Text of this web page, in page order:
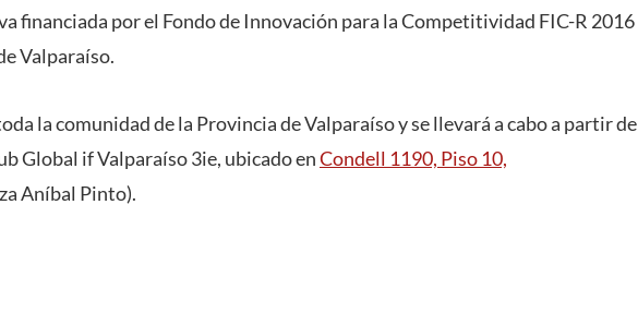
financiada por el Fondo de Innovación para la Competitividad FIC-R 2016
Valparaíso.
la comunidad de la Provincia de Valparaíso y se llevará a cabo a partir de
Global if Valparaíso 3ie, ubicado enCondell 1190, Piso 10,
Aníbal Pinto).